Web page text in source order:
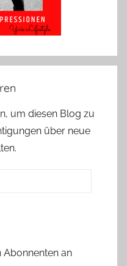
um diesen Blog zu
über neue
Abonnenten an